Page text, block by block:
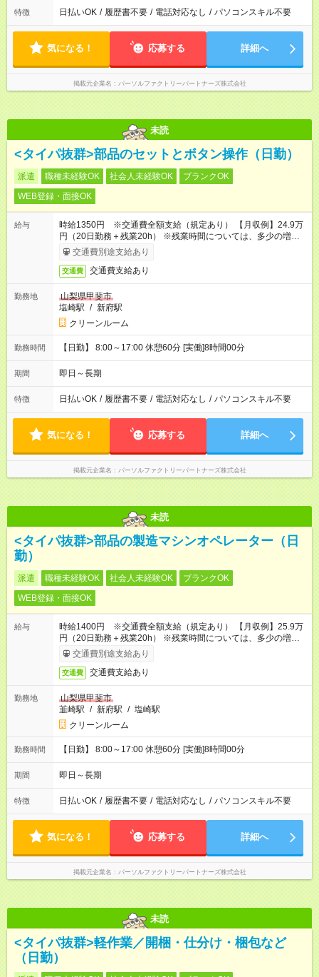
特徴 日払いOK / 履歴書不要 / 電話対応なし / パソコンスキル不要
気になる！ 応募する 詳細へ
掲載元企業名 パーソルファクトリーパートナーズ株式会社
未読
<タイパ抜群>部品のセットとボタン操作（日勤）
派遣 職種未経験OK 社会人未経験OK
ブランクOK
WEB登録・面接OK
給与
時給1350円 ※交通費全額支給（規定あり） 【月収例】24.9万
円（20日勤務＋残業20h） ※残業時間については、多少の増減
あり交通費別途支給あり
交通費 交通費支給あり
勤務地
山梨県甲斐市
塩崎駅 / 新府駅
クリーンルーム
勤務時間 【日勤】 8:00～17:00 休憩60分 [実働]8時間00分
期間 即日～長期
特徴 日払いOK / 履歴書不要 / 電話対応なし / パソコンスキル不要
気になる！ 応募する 詳細へ
掲載元企業名 パーソルファクトリーパートナーズ株式会社
未読
<タイパ抜群>部品の製造マシンオペレーター（日
勤）
派遣 職種未経験OK 社会人未経験OK
ブランクOK
WEB登録・面接OK
給与
時給1400円 ※交通費全額支給（規定あり） 【月収例】25.9万
円（20日勤務＋残業20h） ※残業時間については、多少の増減
あり交通費別途支給あり
交通費 交通費支給あり
勤務地
山梨県甲斐市
韮崎駅 / 新府駅 / 塩崎駅
クリーンルーム
勤務時間 【日勤】 8:00～17:00 休憩60分 [実働]8時間00分
期間 即日～長期
特徴 日払いOK / 履歴書不要 / 電話対応なし / パソコンスキル不要
気になる！ 応募する 詳細へ
掲載元企業名 パーソルファクトリーパートナーズ株式会社
未読
<タイパ抜群>軽作業／開梱・仕分け・梱包など
（日勤）